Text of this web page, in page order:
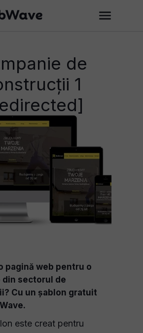
de
1
pagină web pentru o
din sectorul de
Cu un șablon gratuit
este creat pentru